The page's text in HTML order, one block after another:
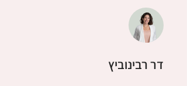
דר רבינוביץ